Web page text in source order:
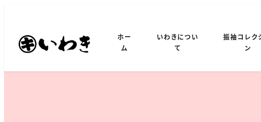
ホー
ム
いわきについ
て
振袖コレク
ン